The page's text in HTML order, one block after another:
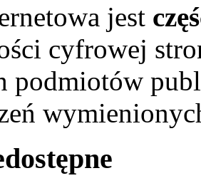
jest
cyfrowej
podmiotów